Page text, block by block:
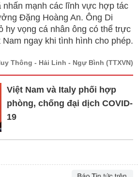
nhấn mạnh các lĩnh vực hợp tác
Đặng Hoàng An. Ông Di
hy vọng cá nhân ông có thể trực
ngay khi tình hình cho phép.
Thông - Hải Linh - Ngự Bình (TTXVN)
Việt Nam và Italy phối hợp
phòng, chống đại dịch COVID-
19